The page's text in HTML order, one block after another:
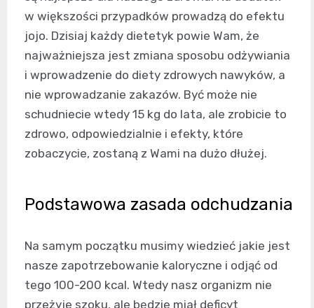
w większości przypadków prowadzą do efektu
jojo. Dzisiaj każdy dietetyk powie Wam, że
najważniejsza jest zmiana sposobu odżywiania
i wprowadzenie do diety zdrowych nawyków, a
nie wprowadzanie zakazów. Być może nie
schudniecie wtedy 15 kg do lata, ale zrobicie to
zdrowo, odpowiedzialnie i efekty, które
zobaczycie, zostaną z Wami na dużo dłużej.
Podstawowa zasada odchudzania
Na samym początku musimy wiedzieć jakie jest
nasze zapotrzebowanie kaloryczne i odjąć od
tego 100-200 kcal. Wtedy nasz organizm nie
przeżyje szoku, ale będzie miał deficyt